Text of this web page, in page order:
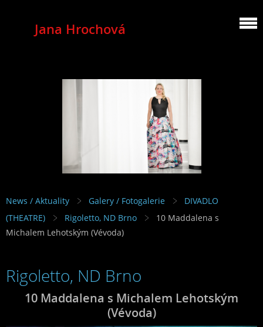
Jana Hrochová
MEZZOSOPRANO
News / Aktuality Galery / Fotogalerie
DIVADLO
(THEATRE)
Rigoletto, ND Brno
10 Maddalena s
Michalem Lehotským (Vévoda)
Rigoletto, ND Brno
10 Maddalena s Michalem Lehotským
(Vévoda)